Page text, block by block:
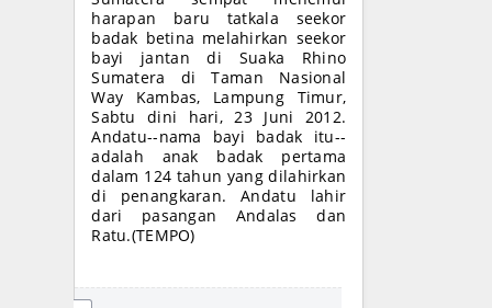
harapan baru tatkala seekor
badak betina melahirkan seekor
bayi jantan di Suaka Rhino
Sumatera di Taman Nasional
Way Kambas, Lampung Timur,
Sabtu dini hari, 23 Juni 2012.
Andatu--nama bayi badak itu--
adalah anak badak pertama
dalam 124 tahun yang dilahirkan
di penangkaran. Andatu lahir
dari pasangan Andalas dan
Ratu.(TEMPO)